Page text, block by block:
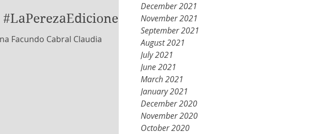
December 2021
November 2021
September 2021
August 2021
July 2021
June 2021
March 2021
January 2021
December 2020
November 2020
October 2020
Facundo Cabral Claudia